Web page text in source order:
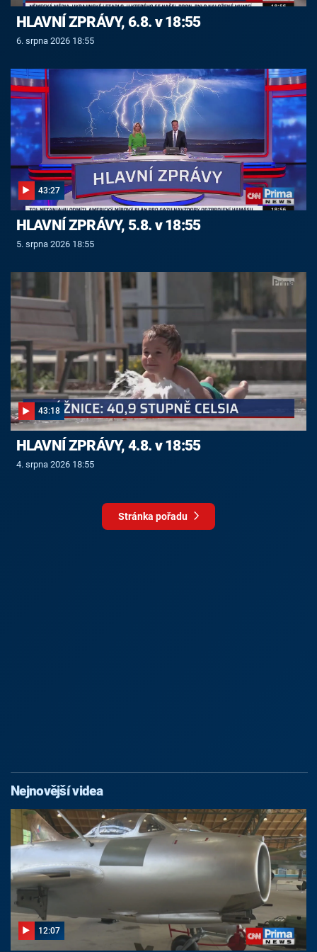
HLAVNÍ ZPRÁVY, 6.8. v 18:55
6. srpna 2026 18:55
43:27
HLAVNÍ ZPRÁVY, 5.8. v 18:55
5. srpna 2026 18:55
43:18
HLAVNÍ ZPRÁVY, 4.8. v 18:55
4. srpna 2026 18:55
Stránka pořadu
Nejnovější videa
12:07